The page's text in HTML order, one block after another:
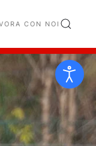
CON NOI